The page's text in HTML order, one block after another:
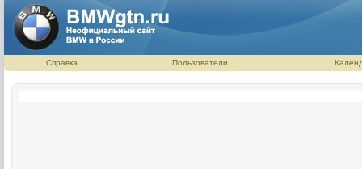
Справка Пользователи